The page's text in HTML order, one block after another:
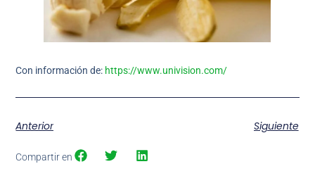
Con información de: https://www.univision.com/
Anterior Siguiente
Compartir en